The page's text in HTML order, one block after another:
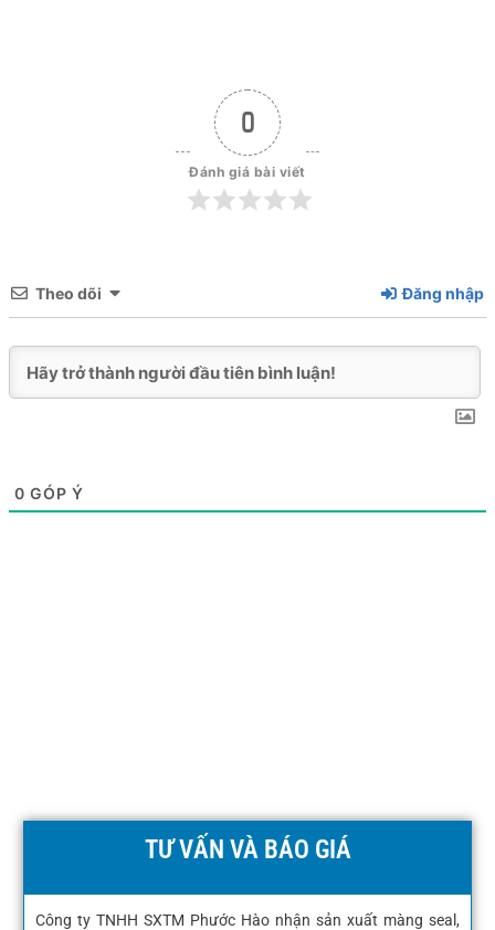
0
Đánh giá bài viết
Theo dõi Đăng nhập
0 GÓP Ý
TƯ VẤN VÀ BÁO GIÁ
Công ty TNHH SXTM Phước Hào nhận sản xuất màng seal,